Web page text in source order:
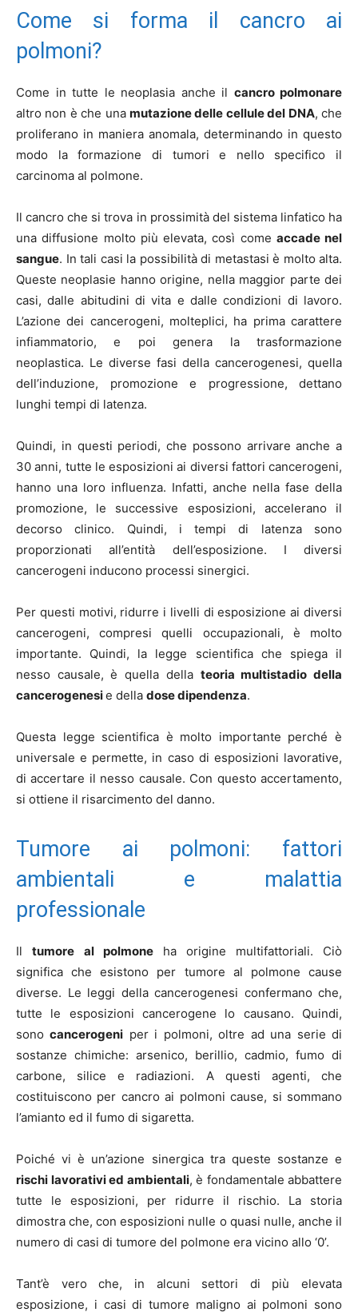
Come si forma il cancro ai
polmoni?
Come in tutte le neoplasia anche il cancro polmonare
altro non è che una mutazione delle cellule del DNA, che
proliferano in maniera anomala, determinando in questo
modo la formazione di tumori e nello specifico il
carcinoma al polmone.
Il cancro che si trova in prossimità del sistema linfatico ha
una diffusione molto più elevata, così come accade nel
sangue. In tali casi la possibilità di metastasi è molto alta.
Queste neoplasie hanno origine, nella maggior parte dei
casi, dalle abitudini di vita e dalle condizioni di lavoro.
L’azione dei cancerogeni, molteplici, ha prima carattere
infiammatorio, e poi genera la trasformazione
neoplastica. Le diverse fasi della cancerogenesi, quella
dell’induzione, promozione e progressione, dettano
lunghi tempi di latenza.
Quindi, in questi periodi, che possono arrivare anche a
30 anni, tutte le esposizioni ai diversi fattori cancerogeni,
hanno una loro influenza. Infatti, anche nella fase della
promozione, le successive esposizioni, accelerano il
decorso clinico. Quindi, i tempi di latenza sono
proporzionati all’entità dell’esposizione. I diversi
cancerogeni inducono processi sinergici.
Per questi motivi, ridurre i livelli di esposizione ai diversi
cancerogeni, compresi quelli occupazionali, è molto
importante. Quindi, la legge scientifica che spiega il
nesso causale, è quella della teoria multistadio della
cancerogenesie della dose dipendenza.
Questa legge scientifica è molto importante perché è
universale e permette, in caso di esposizioni lavorative,
di accertare il nesso causale. Con questo accertamento,
si ottiene il risarcimento del danno.
Tumore ai polmoni: fattori
ambientali e malattia
professionale
Iltumore al polmone ha origine multifattoriali. Ciò
significa che esistono per tumore al polmone cause
diverse. Le leggi della cancerogenesi confermano che,
tutte le esposizioni cancerogene lo causano. Quindi,
sonocancerogeni per i polmoni, oltre ad una serie di
sostanze chimiche: arsenico, berillio, cadmio, fumo di
carbone, silice e radiazioni. A questi agenti, che
costituiscono per cancro ai polmoni cause, si sommano
l’amianto ed il fumo di sigaretta.
Poiché vi è un’azione sinergica tra queste sostanze e
rischi lavorativi ed ambientali, è fondamentale abbattere
tutte le esposizioni, per ridurre il rischio. La storia
dimostra che, con esposizioni nulle o quasi nulle, anche il
numero di casi di tumore del polmone era vicino allo ‘0’.
Tant’è vero che, in alcuni settori di più elevata
esposizione, i casi di tumore maligno ai polmoni sono